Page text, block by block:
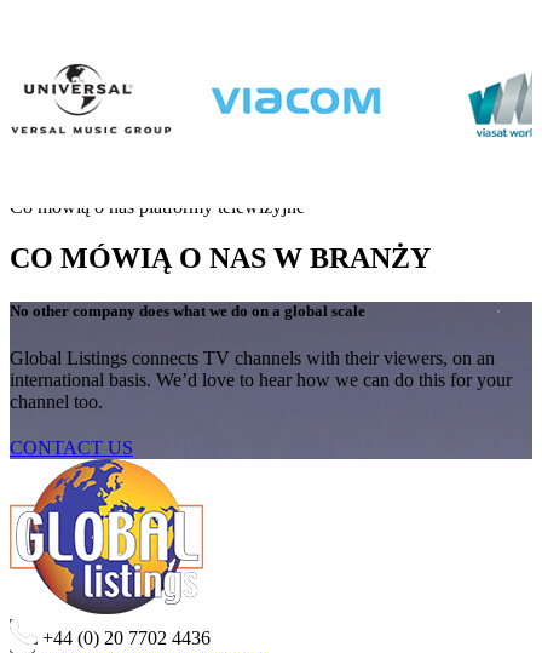
Co mówią o nas platformy telewizyjne
CO MÓWIĄ O NAS W BRANŻY
No other company does what we do on a global scale
Global Listings connects TV channels with their viewers, on an
international basis. We’d love to hear how we can do this for your
channel too.
CONTACT US
+44 (0) 20 7702 4436